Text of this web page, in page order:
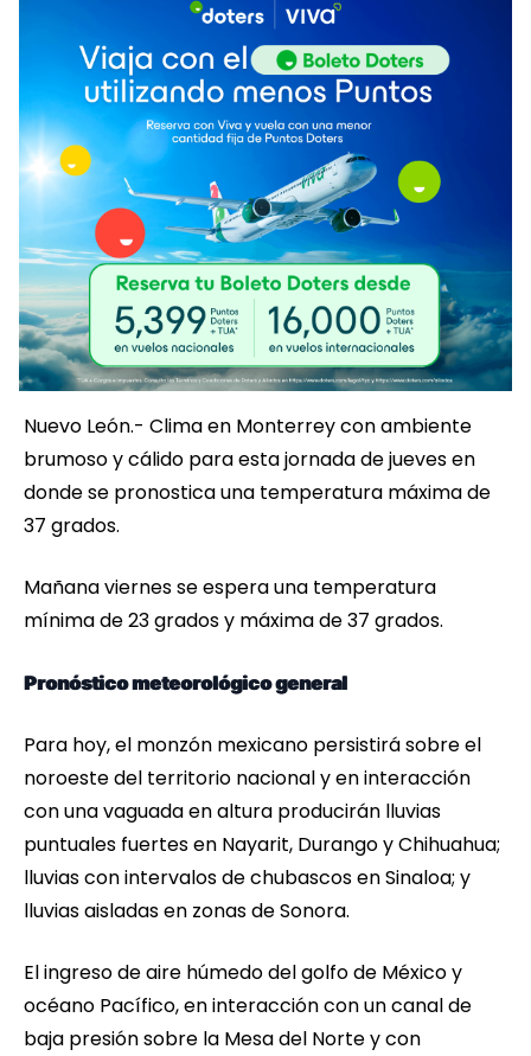
Nuevo León.- Clima en Monterrey con ambiente
brumoso y cálido para esta jornada de jueves en
donde se pronostica una temperatura máxima de
37 grados.
Mañana viernes se espera una temperatura
mínima de 23 grados y máxima de 37 grados.
Pronóstico meteorológico general
Para hoy, el monzón mexicano persistirá sobre el
noroeste del territorio nacional y en interacción
con una vaguada en altura producirán lluvias
puntuales fuertes en Nayarit, Durango y Chihuahua;
lluvias con intervalos de chubascos en Sinaloa; y
lluvias aisladas en zonas de Sonora.
El ingreso de aire húmedo del golfo de México y
océano Pacífico, en interacción con un canal de
baja presión sobre la Mesa del Norte y con